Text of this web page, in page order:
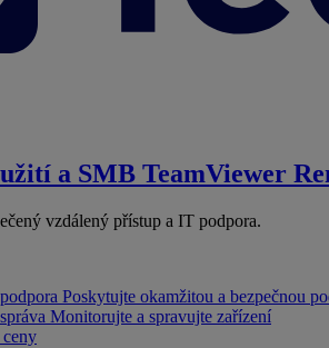
a SMB TeamViewer
vzdálený přístup a IT podpora.
Poskytujte okamžitou a bezpečnou
Monitorujte a spravujte zařízení